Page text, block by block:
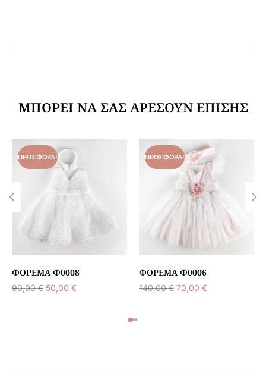
ΜΠΟΡΕΊ ΝΑ ΣΑΣ ΑΡΈΣΟΥΝ ΕΠΊΣΗΣ
ΠΡΟΣΦΟΡΆ!
12 – 18 μηνών
ΦΌΡΕΜΑ Φ0008
90,00€ 50,00 €
ΠΡΟΣΦΟΡΆ!
18 – 24 μηνών
ΦΌΡΕΜΑ Φ0006
140,00€ 70,00 €